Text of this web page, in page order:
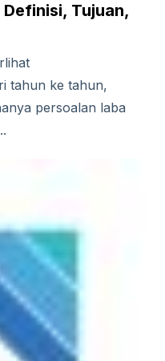
Tujuan,
tahun ke tahun,
persoalan laba